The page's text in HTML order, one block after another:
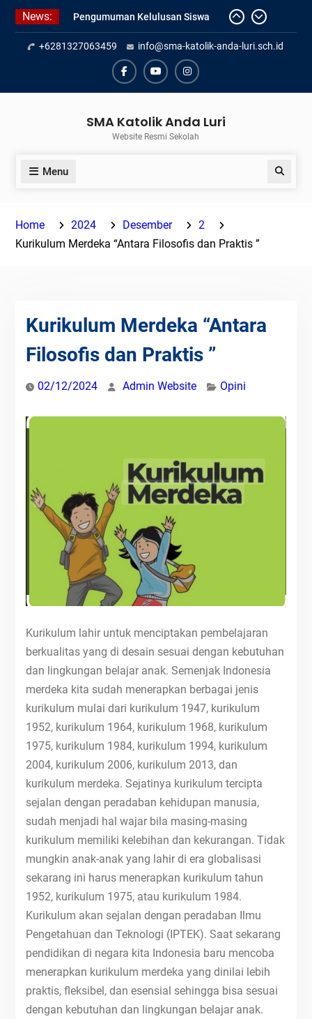
Skip
content
News:
Pengumuman Kelulusan Siswa
Kelas XII SMAK Anda Luri
Pelantikan Pengurus Osis SMAK
Anda Luri
Penilaian Sumatif Akhir Tahun
+6281327063459 info@sma-katolik-anda-luri.sch.id
FacebookYoutubeInstagram
SMA Katolik Anda Luri
Website Resmi Sekolah
Menu Search
Home 2024 Desember
2
Kurikulum Merdeka “Antara Filosofis dan Praktis ”
Kurikulum Merdeka “Antara
Filosofis dan Praktis ”
02/12/2024 Admin Website Opini
Kurikulum lahir untuk menciptakan pembelajaran
berkualitas yang di desain sesuai dengan kebutuhan
dan lingkungan belajar anak. Semenjak Indonesia
merdeka kita sudah menerapkan berbagai jenis
kurikulum mulai dari kurikulum 1947, kurikulum
1952, kurikulum 1964, kurikulum 1968, kurikulum
1975, kurikulum 1984, kurikulum 1994, kurikulum
2004, kurikulum 2006, kurikulum 2013, dan
kurikulum merdeka. Sejatinya kurikulum tercipta
sejalan dengan peradaban kehidupan manusia,
sudah menjadi hal wajar bila masing-masing
kurikulum memiliki kelebihan dan kekurangan. Tidak
mungkin anak-anak yang lahir di era globalisasi
sekarang ini harus menerapkan kurikulum tahun
1952, kurikulum 1975, atau kurikulum 1984.
Kurikulum akan sejalan dengan peradaban Ilmu
Pengetahuan dan Teknologi (IPTEK). Saat sekarang
pendidikan di negara kita Indonesia baru mencoba
menerapkan kurikulum merdeka yang dinilai lebih
praktis, fleksibel, dan esensial sehingga bisa sesuai
dengan kebutuhan dan lingkungan belajar anak.